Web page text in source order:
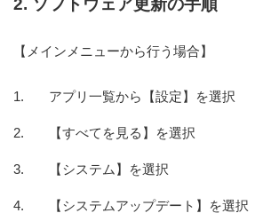
2. ソフトウェア更新の手順
【メインメニューから行う場合】
アプリ一覧から【設定】を選択
【すべてを見る】を選択
【システム】を選択
【システムアップデート】を選択